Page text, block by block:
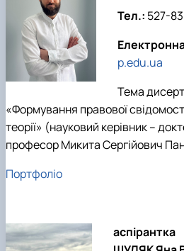
Тел.: 527-
p.edu.ua
Тема
«Формування правової
теорії» (науковий керівник –
професор Микита Сергійович
Портфоліо
аспірантка